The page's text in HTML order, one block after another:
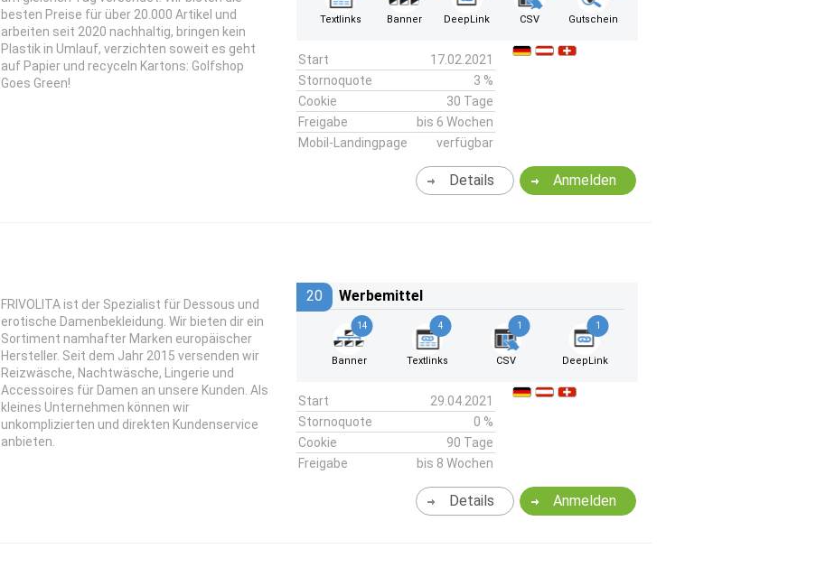
besten Preise für über 20.000 Artikel und
arbeiten seit 2020 nachhaltig, bringen kein
Plastik in Umlauf, verzichten soweit es geht
auf Papier und recyceln Kartons: Golfshop
Goes Green!
Textlinks Banner DeepLink CSV Gutschein
Start
17.02.2021
Stornoquote
3 %
Cookie
30 Tage
Freigabe
bis 6 Wochen
Mobil-Landingpage
verfügbar
Anmelden
Details
FRIVOLITA ist der Spezialist für Dessous und
erotische Damenbekleidung. Wir bieten dir ein
Sortiment namhafter Marken europäischer
Hersteller. Seit dem Jahr 2015 versenden wir
Reizwäsche, Nachtwäsche, Lingerie und
Accessoires für Damen an unsere Kunden. Als
kleines Unternehmen können wir
unkomplizierten und direkten Kundenservice
anbieten.
20 Werbemittel
14
Banner
4
Textlinks
1
CSV
1
DeepLink
Start
29.04.2021
Stornoquote
0 %
Cookie
90 Tage
Freigabe
bis 8 Wochen
Anmelden
Details